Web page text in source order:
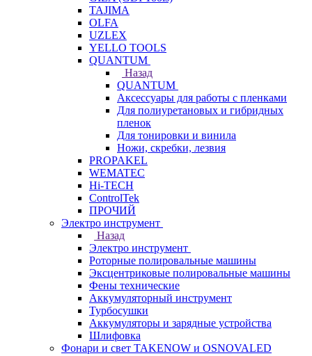
TAJIMA
OLFA
UZLEX
YELLO TOOLS
QUANTUM
Назад
QUANTUM
Аксессуары для работы с пленками
Для полиуретановых и гибридных
пленок
Для тонировки и винила
Ножи, скребки, лезвия
PROPAKEL
WEMATEC
Hi-TECH
ControlTek
ПРОЧИЙ
Электро инструмент
Назад
Электро инструмент
Роторные полировальные машины
Эксцентриковые полировальные машины
Фены технические
Аккумуляторный инструмент
Турбосушки
Аккумуляторы и зарядные устройства
Шлифовка
Фонари и свет TAKENOW и OSNOVALED